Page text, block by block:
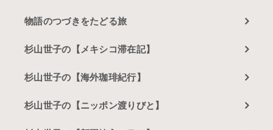
物語のつづきをたどる旅
杉山世子の【メキシコ滞在記】
杉山世子の【海外珈琲紀行】
杉山世子の【ニッポン渡りびと】